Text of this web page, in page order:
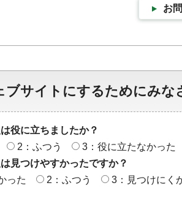
お
ブサイトにするためにみ
役に立ちましたか？
2：ふつう
3：役に立たなかった
見つけやすかったですか？
った
2：ふつう 3：見つけにく